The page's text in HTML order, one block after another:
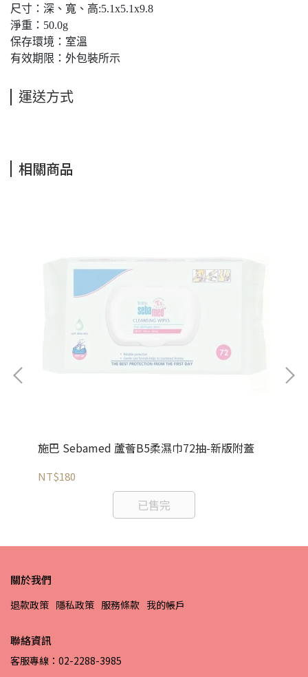
尺寸：深、寬、高:5.1x5.1x9.8
淨重：50.0g
保存環境：室溫
有效期限：外包裝所示
運送方式
相關商品
施巴 Sebamed 蘆薈B5柔濕巾72抽-新版附蓋
NT$180
已售完
關於我們
退款政策 隱私政策 服務條款 我的帳戶
聯絡資訊
客服專線：02-2288-3985